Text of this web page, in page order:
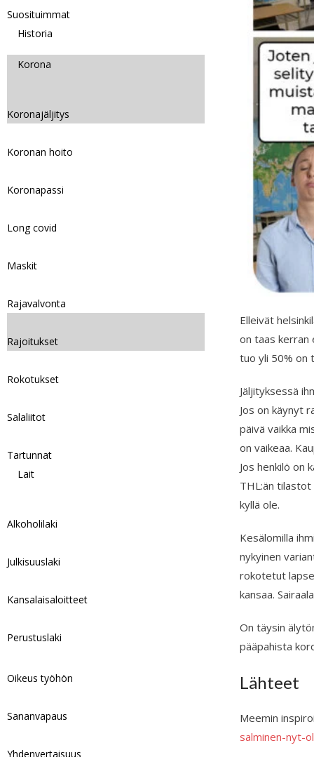
Elleivät
on taas kerran
tuo yli 50% on
Jäljityksessä
Jos on käynyt
päivä vaikka
on vaikeaa.
Jos henkilö on
THL:än
kyllä ole.
Kesälomilla
nykyinen
rokotetut
kansaa.
On täysin
pääpahista
Lähteet
Meemin
salminen-nyt-
Suosituimmat
Historia
Korona
Koronajäljitys
Koronan hoito
Koronapassi
Long covid
Maskit
Rajavalvonta
Rajoitukset
Rokotukset
Salaliitot
Tartunnat
Lait
Alkoholilaki
Julkisuuslaki
Kansalaisaloitteet
Perustuslaki
Oikeus työhön
Sananvapaus
Yhdenvertaisuus